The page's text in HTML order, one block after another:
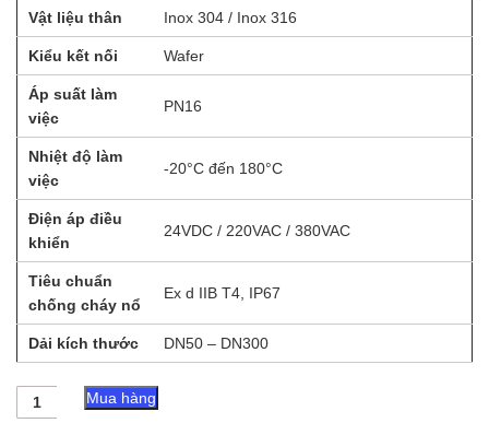
Vật liệu thân Inox 304 / Inox 316
Kiểu kết nối Wafer
Áp suất làm
việc
PN16
Nhiệt độ làm
việc
-20°C đến 180°C
Điện áp điều
khiển
24VDC / 220VAC / 380VAC
Tiêu chuẩn
chống cháy nổ
Ex d IIB T4, IP67
Dải kích thước DN50 – DN300
Van
Bướm
Mua hàng